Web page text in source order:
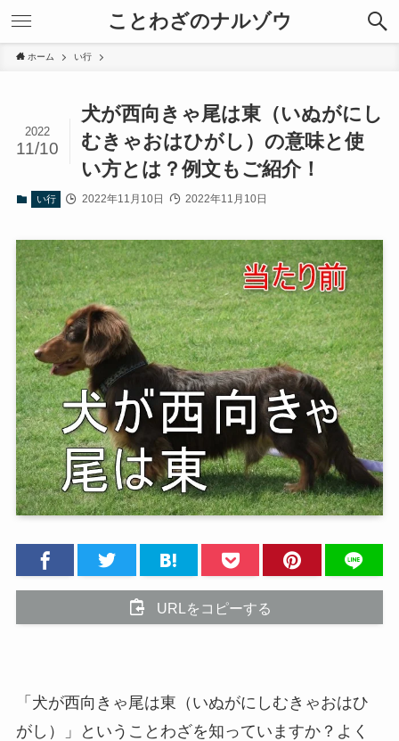
ことわざのナルゾウ
ホーム い行
犬が西向きゃ尾は東（いぬがにし
むきゃおはひがし）の意味と使
い方とは？例文もご紹介！
2022
11/10
い行 2022年11月10日 2022年11月10日
URLをコピーする
「犬が西向きゃ尾は東（いぬがにしむきゃおはひ
がし）」ということわざを知っていますか？よく